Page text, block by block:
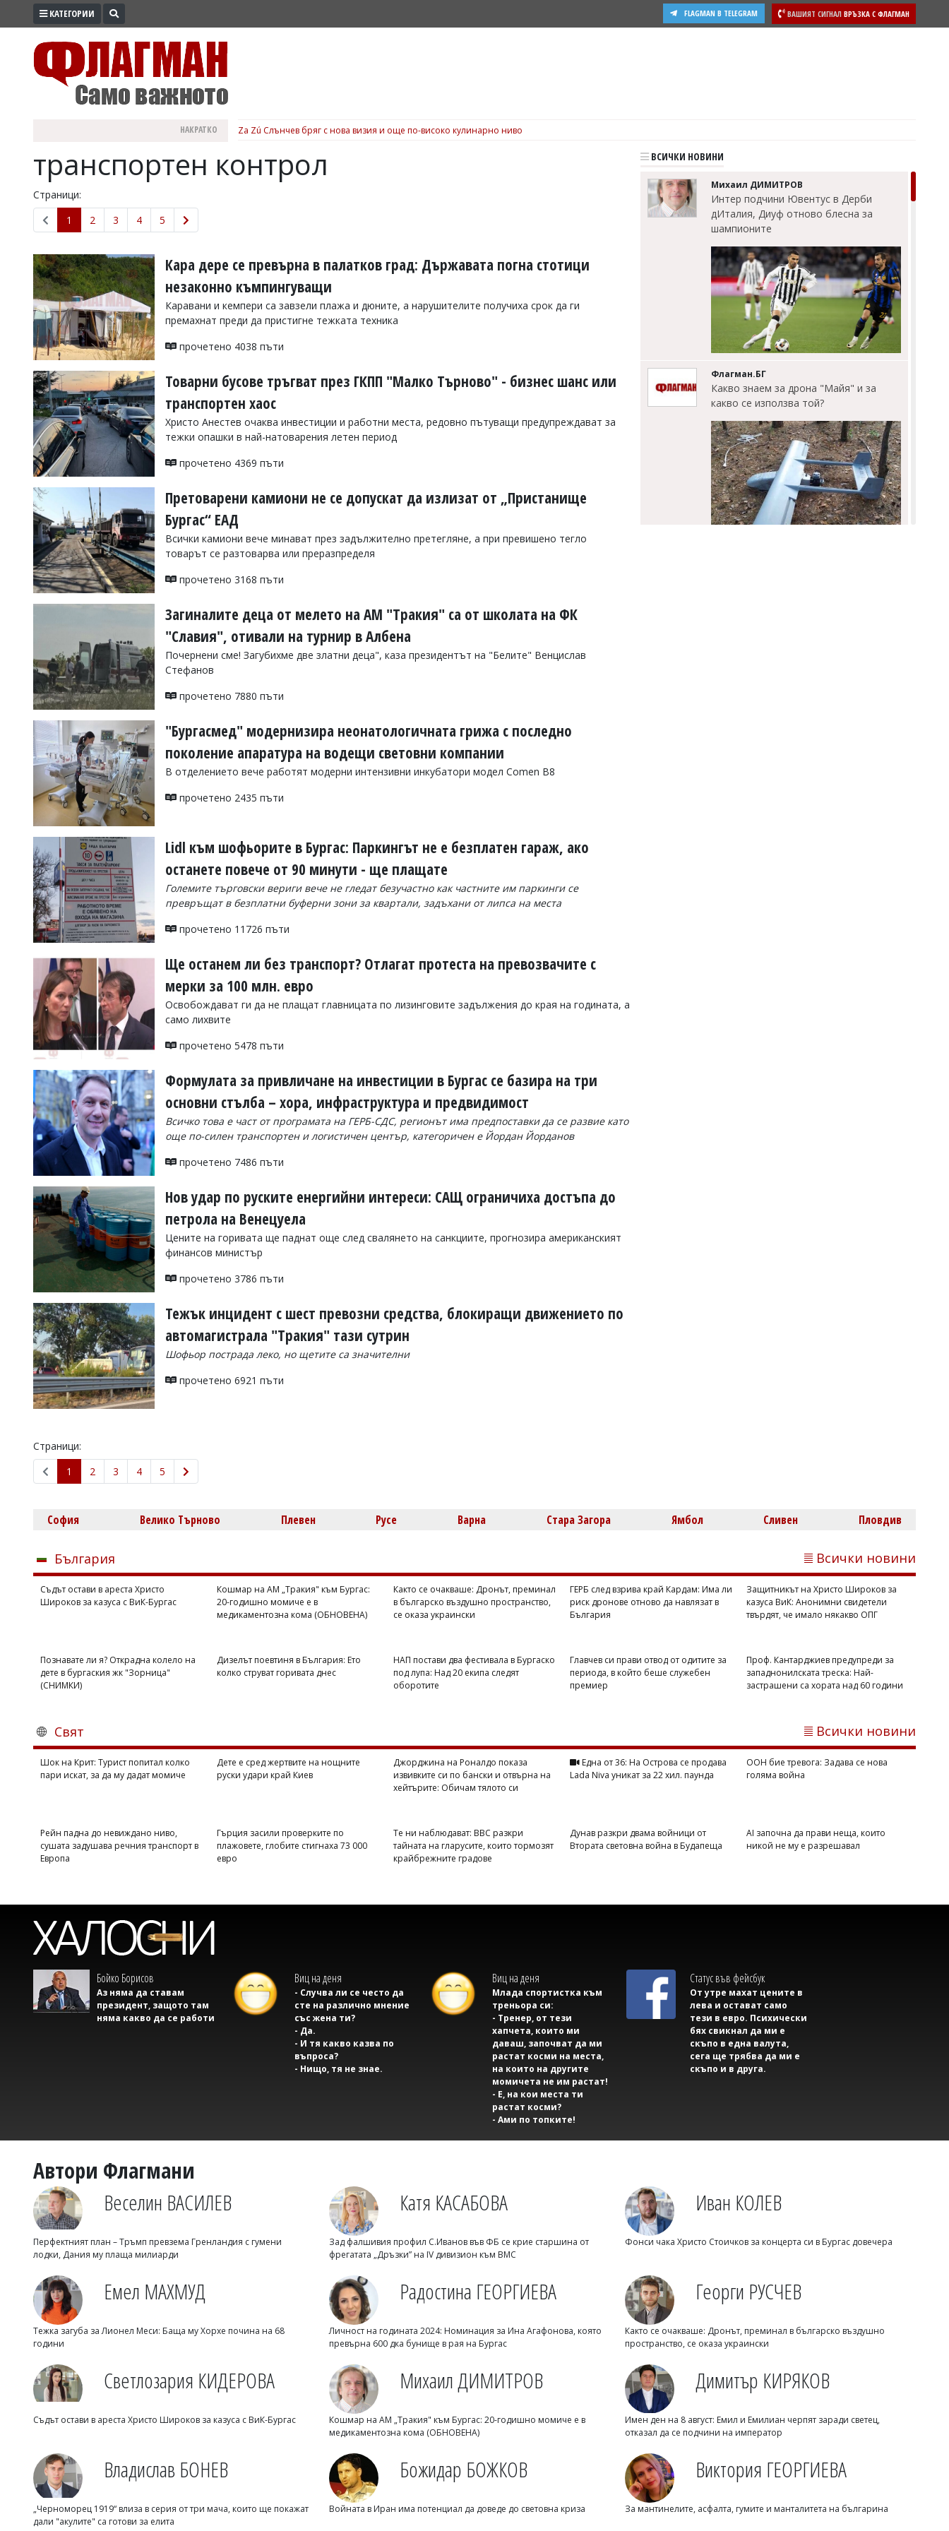
ПРОМО
ЗДРАВЕ
ПОЛИТИКА
ОБЩИНИ
ОБЩЕСТВО
ЛАЙФСТАЙЛ
ВОЙНАТА
УКРАЙНА
СПОРТ
РАЗСЛЕДВАНЕ
БИЗНЕС
Управители:
Веселин
Василев,
v.vasilev@flagman.bg
Касабова,
k.kassabova@flagman.bg
Главен
редактор:
Колев,
статиите
въвеждат
читателите
редакцията
отговорност
откриете
обиден
коментар,
сигнализирайте
КАТЕГОРИИ ВАШИЯТ СИГНАЛ ВРЪЗКА С ФЛАГМАН
FLAGMAN В TELEGRAM
НАКРАТКО Za Zú Слънчев бряг с нова визия и още по-високо кулинарно ниво
транспортен контрол
Страници:
1
2 3 4 5
Кара дере се превърна в палатков град: Държавата погна стотици
незаконно къмпингуващи
Каравани и кемпери са завзели плажа и дюните, а нарушителите получиха срок да ги
премахнат преди да пристигне тежката техника
прочетено 4038 пъти
Товарни бусове тръгват през ГКПП "Малко Търново" - бизнес шанс или
транспортен хаос
Христо Анестев очаква инвестиции и работни места, редовно пътуващи предупреждават за
тежки опашки в най-натоварения летен период
прочетено 4369 пъти
Претоварени камиони не се допускат да излизат от „Пристанище
Бургас“ ЕАД
Всички камиони вече минават през задължително претегляне, а при превишено тегло
товарът се разтоварва или преразпределя
прочетено 3168 пъти
Загиналите деца от мелето на АМ "Тракия" са от школата на ФК
"Славия", отивали на турнир в Албена
Почернени сме! Загубихме две златни деца", каза президентът на "Белите" Венцислав
Стефанов
прочетено 7880 пъти
"Бургасмед" модернизира неонатологичната грижа с последно
поколение апаратура на водещи световни компании
В отделението вече работят модерни интензивни инкубатори модел Comen B8
прочетено 2435 пъти
Lidl към шофьорите в Бургас: Паркингът не е безплатен гараж, ако
останете повече от 90 минути - ще плащате
Големите търговски вериги вече не гледат безучастно как частните им паркинги се
превръщат в безплатни буферни зони за квартали, задъхани от липса на места
прочетено 11726 пъти
Ще останем ли без транспорт? Отлагат протеста на превозвачите с
мерки за 100 млн. евро
Освобождават ги да не плащат главницата по лизинговите задължения до края на годината, а
само лихвите
прочетено 5478 пъти
Формулата за привличане на инвестиции в Бургас се базира на три
основни стълба – хора, инфраструктура и предвидимост
Всичко това е част от програмата на ГЕРБ-СДС, регионът има предпоставки да се развие като
още по-силен транспортен и логистичен център, категоричен е Йордан Йорданов
прочетено 7486 пъти
Нов удар по руските енергийни интереси: САЩ ограничиха достъпа до
петрола на Венецуела
Цените на горивата ще паднат още след свалянето на санкциите, прогнозира американският
финансов министър
прочетено 3786 пъти
Тежък инцидент с шест превозни средства, блокиращи движението по
автомагистрала "Тракия" тази сутрин
Шофьор пострада леко, но щетите са значителни
прочетено 6921 пъти
Страници:
1
2 3 4 5
ВСИЧКИ НОВИНИ
Михаил ДИМИТРОВ
Интер подчини Ювентус в Дерби
дИталия, Диуф отново блесна за
шампионите
Флагман.БГ
Какво знаем за дрона "Майя" и за
какво се използва той?
Георги РУСЧЕВ
Google реже Gmail: Популярна функция
за изпращане на имейли спира от
Бум на външен отит след морето:
Лекари предупреждават за ухото на
Георги РУСЧЕВ
На косъм от трагедия на
Подбалканския път: Камион спука
колко струват горивата днес
Светлозария КИДЕРОВА
Главчев си прави отвод от одитите за
периода, в който беше служебен
премиер
София Велико Търново Плевен Русе Варна Стара Загора Ямбол Сливен Пловдив
България Всички новини
Съдът остави в ареста Христо
Широков за казуса с ВиК-Бургас
Кошмар на АМ „Тракия" към Бургас:
20-годишно момиче е в
медикаментозна кома (ОБНОВЕНА)
Както се очакваше: Дронът, преминал
в българско въздушно пространство,
се оказа украински
ГЕРБ след взрива край Кардам: Има ли
риск дронове отново да навлязат в
България
Защитникът на Христо Широков за
казуса ВиК: Анонимни свидетели
твърдят, че имало някакво ОПГ
Познавате ли я? Открадна колело на
дете в бургаския жк "Зорница"
(СНИМКИ)
Дизелът поевтиня в България: Ето
колко струват горивата днес
НАП постави два фестивала в Бургаско
под лупа: Над 20 екипа следят
оборотите
Главчев си прави отвод от одитите за
периода, в който беше служебен
премиер
Проф. Кантарджиев предупреди за
западнонилската треска: Най-
застрашени са хората над 60 години
Свят Всички новини
Шок на Крит: Турист попитал колко
пари искат, за да му дадат момиче
Дете е сред жертвите на нощните
руски удари край Киев
Джорджина на Роналдо показа
извивките си по бански и отвърна на
хейтърите: Обичам тялото си
Една от 36: На Острова се продава
Lada Niva уникат за 22 хил. паунда
ООН бие тревога: Задава се нова
голяма война
Рейн падна до невиждано ниво,
сушата задушава речния транспорт в
Европа
Гърция засили проверките по
плажовете, глобите стигнаха 73 000
евро
Те ни наблюдават: BBC разкри
тайната на гларусите, които тормозят
крайбрежните градове
Дунав разкри двама войници от
Втората световна война в Будапеща
AI започна да прави неща, които
никой не му е разрешавал
Бойко Борисов
Аз няма да ставам
президент, защото там
няма какво да се работи
Виц на деня
- Случва ли се често да
сте на различно мнение
със жена ти?
- Да.
- И тя какво казва по
въпроса?
- Нищо, тя не знае.
Виц на деня
Млада спортистка към
треньора си:
- Тренер, от тези
хапчета, които ми
даваш, започват да ми
растат косми на места,
на които на другите
момичета не им растат!
- Е, на кои места ти
растат косми?
- Ами по топките!
Статус във фейсбук
От утре махат цените в
лева и остават само
тези в евро. Психически
бях свикнал да ми е
скъпо в една валута,
сега ще трябва да ми е
скъпо и в друга.
Автори Флагмани
Веселин ВАСИЛЕВ
Перфектният план – Тръмп превзема Гренландия с гумени
лодки, Дания му плаща милиарди
Катя КАСАБОВА
Зад фалшивия профил С.Иванов във ФБ се крие старшина от
фрегатата „Дръзки” на IV дивизион към ВМС
Иван КОЛЕВ
Фонси чака Христо Стоичков за концерта си в Бургас довечера
Емел МАХМУД
Тежка загуба за Лионел Меси: Баща му Хорхе почина на 68
години
Радостина ГЕОРГИЕВА
Личност на годината 2024: Номинация за Ина Агафонова, която
превърна 600 дка бунище в рая на Бургас
Георги РУСЧЕВ
Както се очакваше: Дронът, преминал в българско въздушно
пространство, се оказа украински
Светлозария КИДЕРОВА
Съдът остави в ареста Христо Широков за казуса с ВиК-Бургас
Михаил ДИМИТРОВ
Кошмар на АМ „Тракия" към Бургас: 20-годишно момиче е в
медикаментозна кома (ОБНОВЕНА)
Димитър КИРЯКОВ
Имен ден на 8 август: Емил и Емилиан черпят заради светец,
отказал да се подчини на император
Владислав БОНЕВ
„Черноморец 1919“ влиза в серия от три мача, които ще покажат
дали "акулите" са готови за елита
Божидар БОЖКОВ
Войната в Иран има потенциал да доведе до световна криза
Виктория ГЕОРГИЕВА
За мантинелите, асфалта, гумите и манталитета на българина